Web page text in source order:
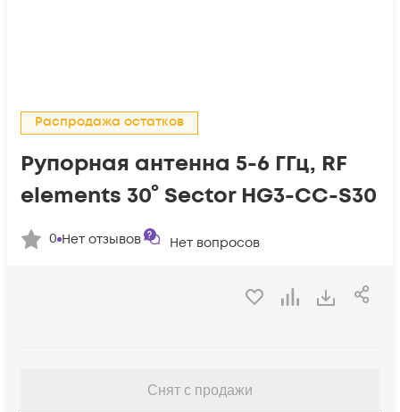
Распродажа остатков
Рупорная антенна 5-6 ГГц, RF
elements 30° Sector HG3-CC-S30
0 Нет отзывов Нет вопросов
Снят с продажи